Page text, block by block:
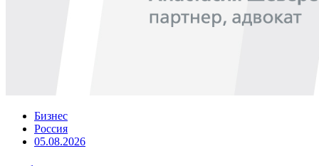
Бизнес
Россия
05.08.2026